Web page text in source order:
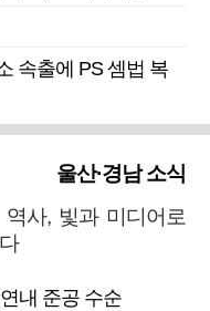
속출에 PS 셈법 복
울산·경남 소식
역사, 빛과 미디어로
내 준공 수순